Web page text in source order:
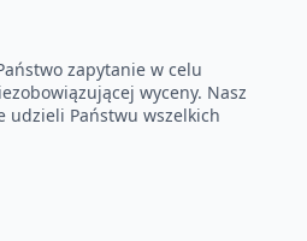
zapytanie w celu
wyceny. Nasz
udzieli Państwu wszelkich